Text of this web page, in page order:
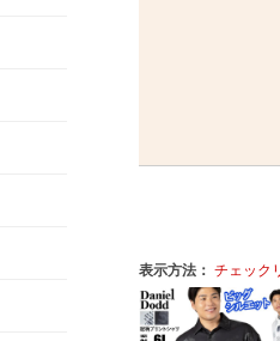
表示方法： チェック